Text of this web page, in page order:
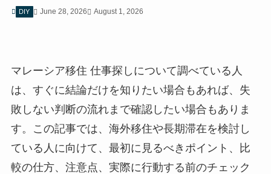
DIY June 28, 2026 August 1, 2026
マレーシア移住 仕事探しについて調べている人
は、すぐに結論だけを知りたい場合もあれば、失
敗しない判断の流れまで確認したい場合もありま
す。この記事では、海外移住や長期滞在を検討し
ている人に向けて、最初に見るべきポイント、比
較の仕方、注意点、実際に行動する前のチェック